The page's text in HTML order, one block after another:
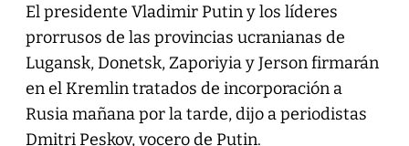
El presidente Vladimir Putin y los líderes
prorrusos de las provincias ucranianas de
Lugansk, Donetsk, Zaporiyia y Jerson firmarán
en el Kremlin tratados de incorporación a
Rusia mañana por la tarde, dijo a periodistas
Dmitri Peskov, vocero de Putin.